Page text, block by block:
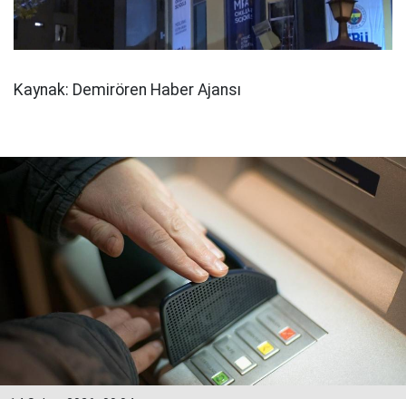
Kaynak: Demirören Haber Ajansı